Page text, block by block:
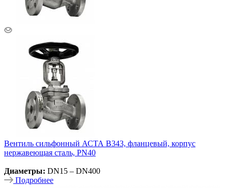
Вентиль сильфонный АСТА В343, фланцевый, корпус
нержавеющая сталь, PN40
Диаметры: DN15 – DN400
Подробнее